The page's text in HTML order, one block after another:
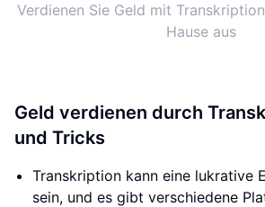
Verdienen Sie Geld mit
Hause aus
Geld verdienen durch
und Tricks
Transkription kann eine lukrative
sein, und es gibt verschiedene